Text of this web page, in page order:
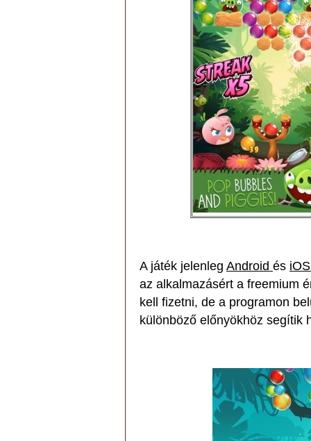
A játék jelenleg Android és
az alkalmazásért a freemium
kell fizetni, de a programon
különböző előnyökhöz segítik